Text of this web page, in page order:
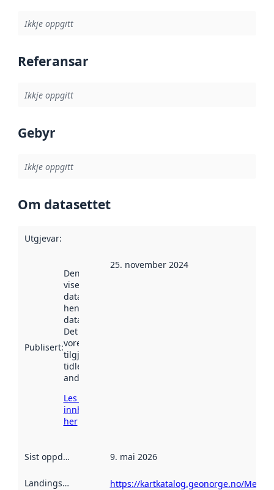
Ikkje oppgitt
Referansar
Ikkje oppgitt
Gebyr
Ikkje oppgitt
Om datasettet
Utgjevar:
Publisert:
Denne datoen
viser når
datasettet vart
henta inn av
data.norge.no.
Det kan ha
vore
tilgjengeleg
tidlegare
andre stader.
Les meir om
innhenting
her
25. november 2024
Sist oppdatert 9. mai 2026
Landingsside
https://kartkatalog.geonorge.no/